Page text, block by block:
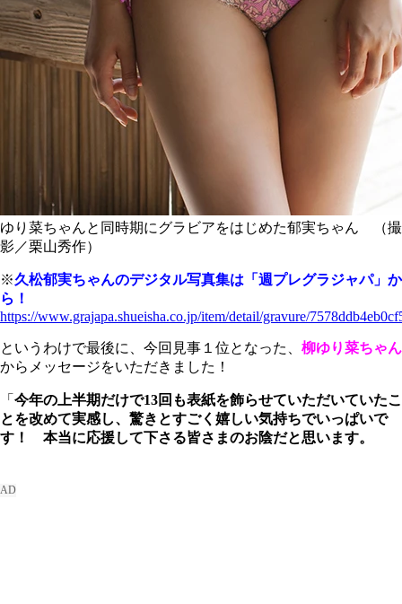
ゆり菜ちゃんと同時期にグラビアをはじめた郁実ちゃん （撮
影／栗山秀作）
※久松郁実ちゃんのデジタル写真集は「週プレグラジャパ」か
ら！
https://www.grajapa.shueisha.co.jp/item/detail/gravure/
というわけで最後に、今回見事１位となった、 柳ゆり菜ちゃん
からメッセージをいただきました！
「 今年の上半期だけで13回も表紙を飾らせていただいていたこ
とを改めて実感し、驚きとすごく嬉しい気持ちでいっぱいで
す！ 本当に応援して下さる皆さまのお陰だと思います。